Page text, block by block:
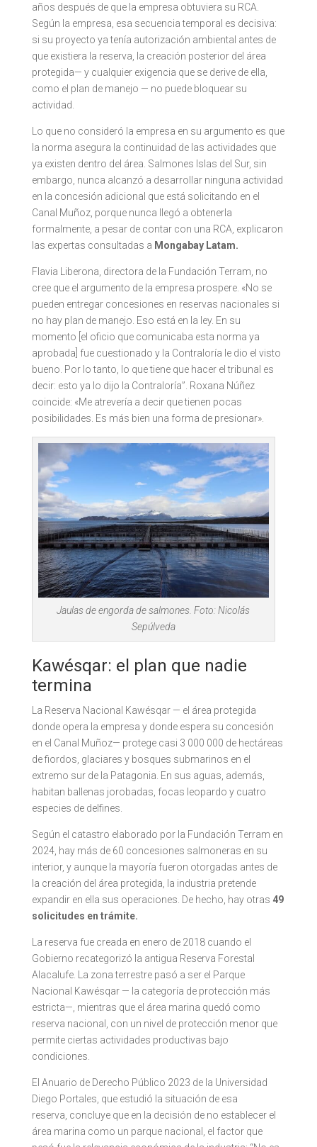
años después de que la empresa obtuviera su RCA.
Según la empresa, esa secuencia temporal es decisiva:
si su proyecto ya tenía autorización ambiental antes de
que existiera la reserva, la creación posterior del área
protegida— y cualquier exigencia que se derive de ella,
como el plan de manejo — no puede bloquear su
actividad.
Lo que no consideró la empresa en su argumento es que
la norma asegura la continuidad de las actividades que
ya existen dentro del área. Salmones Islas del Sur, sin
embargo, nunca alcanzó a desarrollar ninguna actividad
en la concesión adicional que está solicitando en el
Canal Muñoz, porque nunca llegó a obtenerla
formalmente, a pesar de contar con una RCA, explicaron
las expertas consultadas a Mongabay Latam.
Flavia Liberona, directora de la Fundación Terram, no
cree que el argumento de la empresa prospere. «No se
pueden entregar concesiones en reservas nacionales si
no hay plan de manejo. Eso está en la ley. En su
momento [el oficio que comunicaba esta norma ya
aprobada] fue cuestionado y la Contraloría le dio el visto
bueno. Por lo tanto, lo que tiene que hacer el tribunal es
decir: esto ya lo dijo la Contraloría”. Roxana Núñez
coincide: «Me atrevería a decir que tienen pocas
posibilidades. Es más bien una forma de presionar».
Jaulas de engorda de salmones. Foto: Nicolás
Sepúlveda
Kawésqar: el plan que nadie
termina
La Reserva Nacional Kawésqar — el área protegida
donde opera la empresa y donde espera su concesión
en el Canal Muñoz— protege casi 3 000 000 de hectáreas
de fiordos, glaciares y bosques submarinos en el
extremo sur de la Patagonia. En sus aguas, además,
habitan ballenas jorobadas, focas leopardo y cuatro
especies de delfines.
Según el catastro elaborado por la Fundación Terram en
2024, hay más de 60 concesiones salmoneras en su
interior, y aunque la mayoría fueron otorgadas antes de
la creación del área protegida, la industria pretende
expandir en ella sus operaciones. De hecho, hay otras 49
solicitudes en trámite.
La reserva fue creada en enero de 2018 cuando el
Gobierno recategorizó la antigua Reserva Forestal
Alacalufe. La zona terrestre pasó a ser el Parque
Nacional Kawésqar — la categoría de protección más
estricta—, mientras que el área marina quedó como
reserva nacional, con un nivel de protección menor que
permite ciertas actividades productivas bajo
condiciones.
El Anuario de Derecho Público 2023 de la Universidad
Diego Portales, que estudió la situación de esa
reserva, concluye que en la decisión de no establecer el
área marina como un parque nacional, el factor que